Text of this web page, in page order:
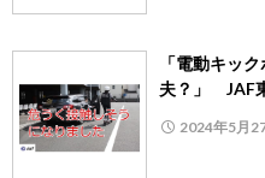
「電動キッ
夫？」 JAF
2024年5月